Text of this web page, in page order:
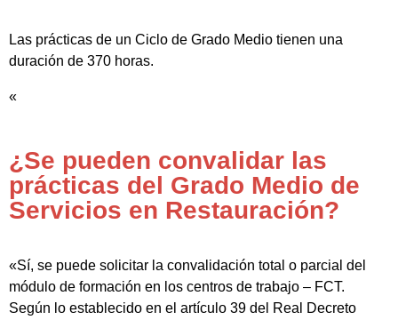
Las prácticas de un Ciclo de Grado Medio tienen una
duración de 370 horas.
«
¿Se pueden convalidar las
prácticas del Grado Medio de
Servicios en Restauración?
«Sí, se puede solicitar la convalidación total o parcial del
módulo de formación en los centros de trabajo – FCT.
Según lo establecido en el artículo 39 del Real Decreto